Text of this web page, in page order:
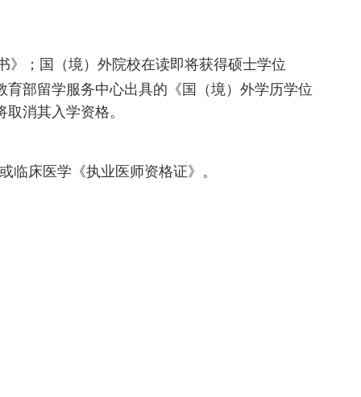
》；国（境）外院校在读即将获得硕士学位
育部留学服务中心出具的《国（境）外学历学位
消其入学资格。
临床医学《执业医师资格证》。